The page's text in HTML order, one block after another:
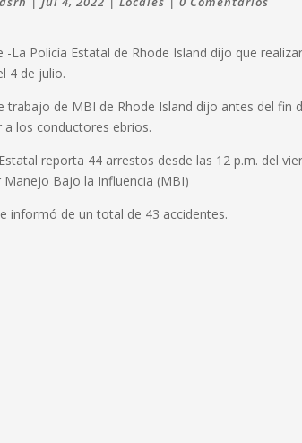
-La Policía Estatal de Rhode Island dijo que
4 de julio.
trabajo de MBI de Rhode Island dijo antes del fin
a los conductores ebrios.
reporta 44 arrestos desde las 12 p.m. del
Bajo la Influencia (MBI)
informó de un total de 43 accidentes.